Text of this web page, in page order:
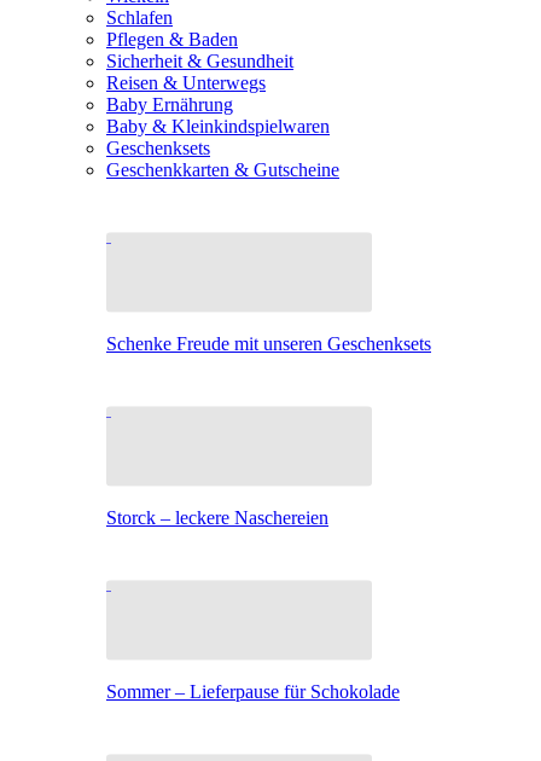
Schlafen
Pflegen & Baden
Sicherheit & Gesundheit
Reisen & Unterwegs
Baby Ernährung
Baby & Kleinkindspielwaren
Geschenksets
Geschenkkarten & Gutscheine
Schenke Freude mit unseren Geschenksets
Storck – leckere Naschereien
Sommer – Lieferpause für Schokolade